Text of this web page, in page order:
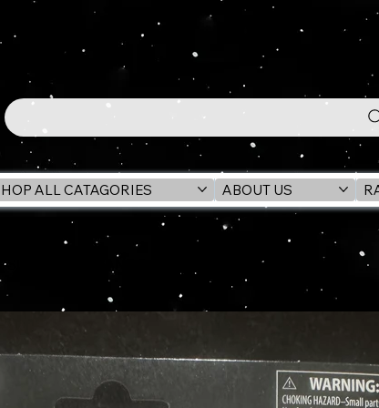
ALL CATAGORIES ABOUT US
COMMANDO VC353 3.75" Figure